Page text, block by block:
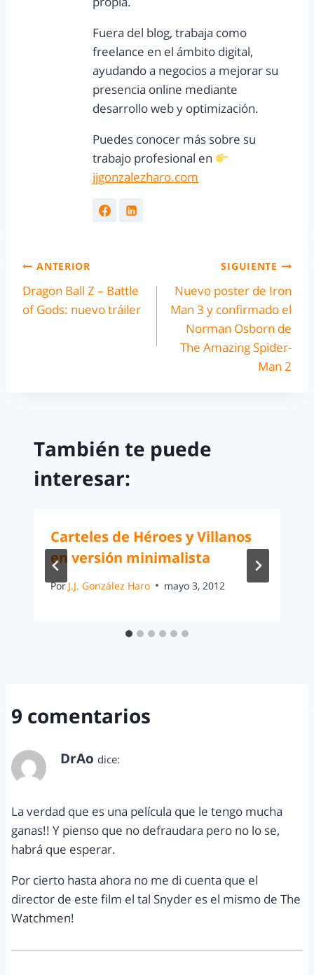
Fuera del blog, trabaja como
freelance en el ámbito digital,
ayudando a negocios a mejorar su
presencia online mediante
desarrollo web y optimización.
Puedes conocer más sobre su
trabajo profesional en
jjgonzalezharo.com
ANTERIOR
Dragon Ball Z – Battle
of Gods: nuevo tráiler
SIGUIENTE
Nuevo poster de Iron
Man 3 y confirmado el
Norman Osborn de
The Amazing Spider-
Man 2
También te puede
interesar:
Carteles de Héroes y Villanos
en versión minimalista
Por J.J. González Haro mayo 3, 2012
9 comentarios
DrAo dice:
La verdad que es una película que le tengo mucha
ganas!! Y pienso que no defraudara pero no lo se,
habrá que esperar.
Por cierto hasta ahora no me di cuenta que el
director de este film el tal Snyder es el mismo de The
Watchmen!